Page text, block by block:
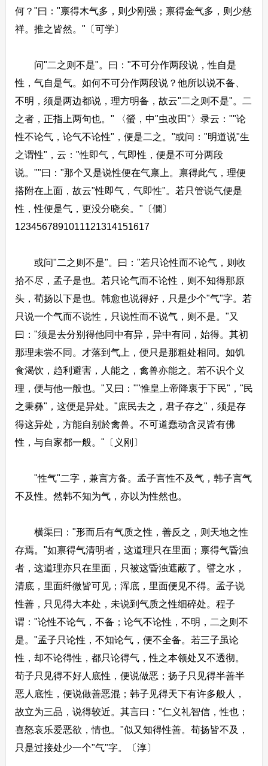
何？"曰："禀得木气多，则少刚强；禀得金气多，则少慈
祥。推之皆然。"〔可学〕
问"二之则不是"。曰："不可分作两段说，性自是
性，气自是气。如何不可分作两段说？他所以说不备、
不明，须是两边都说，理方明备，故云"二之则不是"。二
之者，正指上两句也。" 〈螢，中"虫改田"〉录云：""论
性不论气，论气不论性"，便是二之。"或问："明道说"生
之谓性"，云："性即气，气即性，便是不可分两段
说。""曰："那个又是说性便在气禀上。禀得此气，理便
搭附在上面，故云"性即气，气即性"。若只管说气便是
性，性便是气，更没分晓矣。"〔僩〕
1234567891011121314151617
或问"二之则不是"。曰："若只论性而不论气，则收
拾不尽，孟子是也。若只论气而不论性，则不知得那原
头，荀扬以下是也。韩愈也说得好，只是少个"气"字。若
只说一个气而不说性，只说性而不说气，则不是。"又
曰："须是去分别得他同中有异，异中有同，始得。其初
那理未尝不同。才落到气上，便只是那粗处相同。如饥
食渴饮，趋利避害，人能之，禽兽亦能之。若不识个义
理，便与他一般也。"又曰：""惟皇上帝降衷于下民"，"民
之秉彝"，这便是异处。"庶民去之，君子存之"，须是存
得这异处，方能自别於禽兽。不可道蠢动含灵皆有佛
性，与自家都一般。"〔义刚〕
"性气"二字，兼言方备。孟子言性不及气，韩子言气
不及性。然韩不知为气，亦以为性然也。
横渠曰："形而后有气质之性，善反之，则天地之性
存焉。"如禀得气清明者，这道理只在里面；禀得气昏浊
者，这道理亦只在里面，只被这昏浊遮蔽了。譬之水，
清底，里面纤微皆可见；浑底，里面便见不得。孟子说
性善，只见得大本处，未说到气质之性细碎处。程子
谓："论性不论气，不备；论气不论性，不明，二之则不
是。"孟子只论性，不知论气，便不全备。若三子虽论
性，却不论得性，都只论得气，性之本领处又不透彻。
荀子只见得不好人底性，便说做恶；扬子只见得半善半
恶人底性，便说做善恶混；韩子见得天下有许多般人，
故立为三品，说得较近。其言曰："仁义礼智信，性也；
喜怒哀乐爱恶欲，情也。"似又知得性善。荀扬皆不及，
只是过接处少一个"气"字。〔淳〕